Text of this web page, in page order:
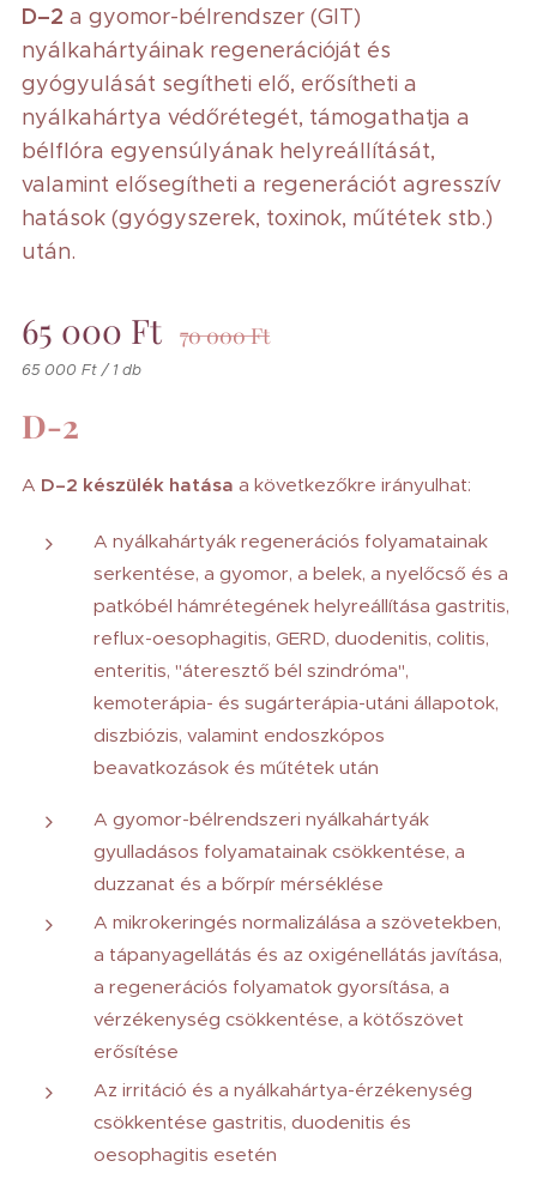
D–2 a gyomor-bélrendszer (GIT)
nyálkahártyáinak regenerációját és
gyógyulását segítheti elő, erősítheti a
nyálkahártya védőrétegét, támogathatja a
bélflóra egyensúlyának helyreállítását,
valamint elősegítheti a regenerációt agresszív
hatások (gyógyszerek, toxinok, műtétek stb.)
után.
65 000 Ft 70 000Ft
65 000 Ft / 1 db
D-2
A D–2 készülék hatása a következőkre irányulhat:
A nyálkahártyák regenerációs folyamatainak
serkentése, a gyomor, a belek, a nyelőcső és a
patkóbél hámrétegének helyreállítása gastritis,
reflux-oesophagitis, GERD, duodenitis, colitis,
enteritis, "áteresztő bél szindróma",
kemoterápia- és sugárterápia-utáni állapotok,
diszbiózis, valamint endoszkópos
beavatkozások és műtétek után
A gyomor-bélrendszeri nyálkahártyák
gyulladásos folyamatainak csökkentése, a
duzzanat és a bőrpír mérséklése
A mikrokeringés normalizálása a szövetekben,
a tápanyagellátás és az oxigénellátás javítása,
a regenerációs folyamatok gyorsítása, a
vérzékenység csökkentése, a kötőszövet
erősítése
Az irritáció és a nyálkahártya-érzékenység
csökkentése gastritis, duodenitis és
oesophagitis esetén